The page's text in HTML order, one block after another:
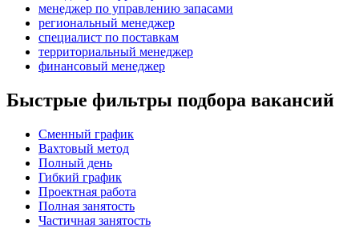
менеджер по управлению запасами
региональный менеджер
специалист по поставкам
территориальный менеджер
финансовый менеджер
Быстрые фильтры подбора вакансий
Сменный график
Вахтовый метод
Полный день
Гибкий график
Проектная работа
Полная занятость
Частичная занятость